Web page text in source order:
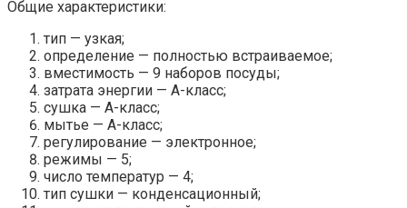
Общие характеристики:
тип — узкая;
определение — полностью встраиваемое;
вместимость — 9 наборов посуды;
затрата энергии — А-класс;
сушка — А-класс;
мытье — А-класс;
регулирование — электронное;
режимы — 5;
число температур — 4;
тип сушки — конденсационный;